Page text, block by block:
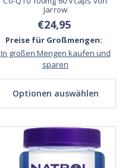
Jarrow
€24,95
Preise für Großmengen:
In großen Mengen kaufen und
sparen
Optionen auswählen